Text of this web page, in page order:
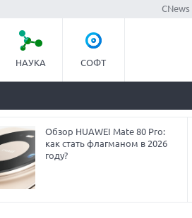
CNews
НАУКА СОФТ
Обзор HUAWEI Mate 80 Pro:
как стать флагманом в 2026
году?